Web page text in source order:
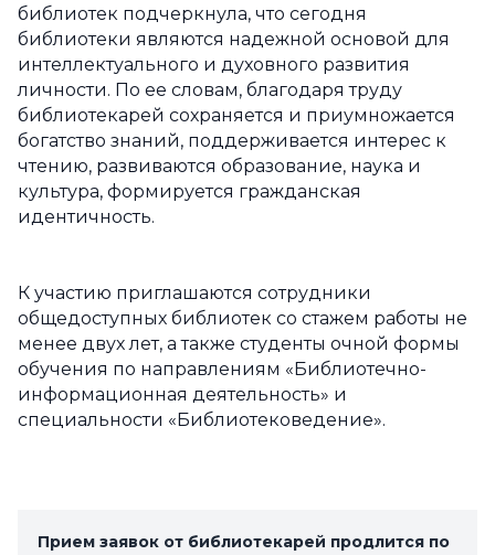
библиотек подчеркнула, что сегодня
библиотеки являются надежной основой для
интеллектуального и духовного развития
личности. По ее словам, благодаря труду
библиотекарей сохраняется и приумножается
богатство знаний, поддерживается интерес к
чтению, развиваются образование, наука и
культура, формируется гражданская
идентичность.
К участию приглашаются сотрудники
общедоступных библиотек со стажем работы не
менее двух лет, а также студенты очной формы
обучения по направлениям «Библиотечно-
информационная деятельность» и
специальности «Библиотековедение».
Прием заявок от библиотекарей продлится по